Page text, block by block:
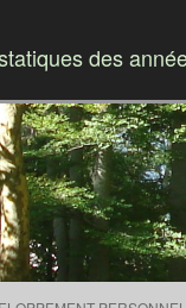
des